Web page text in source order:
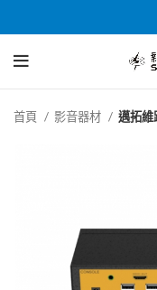
首頁 影音器材 邁拓維